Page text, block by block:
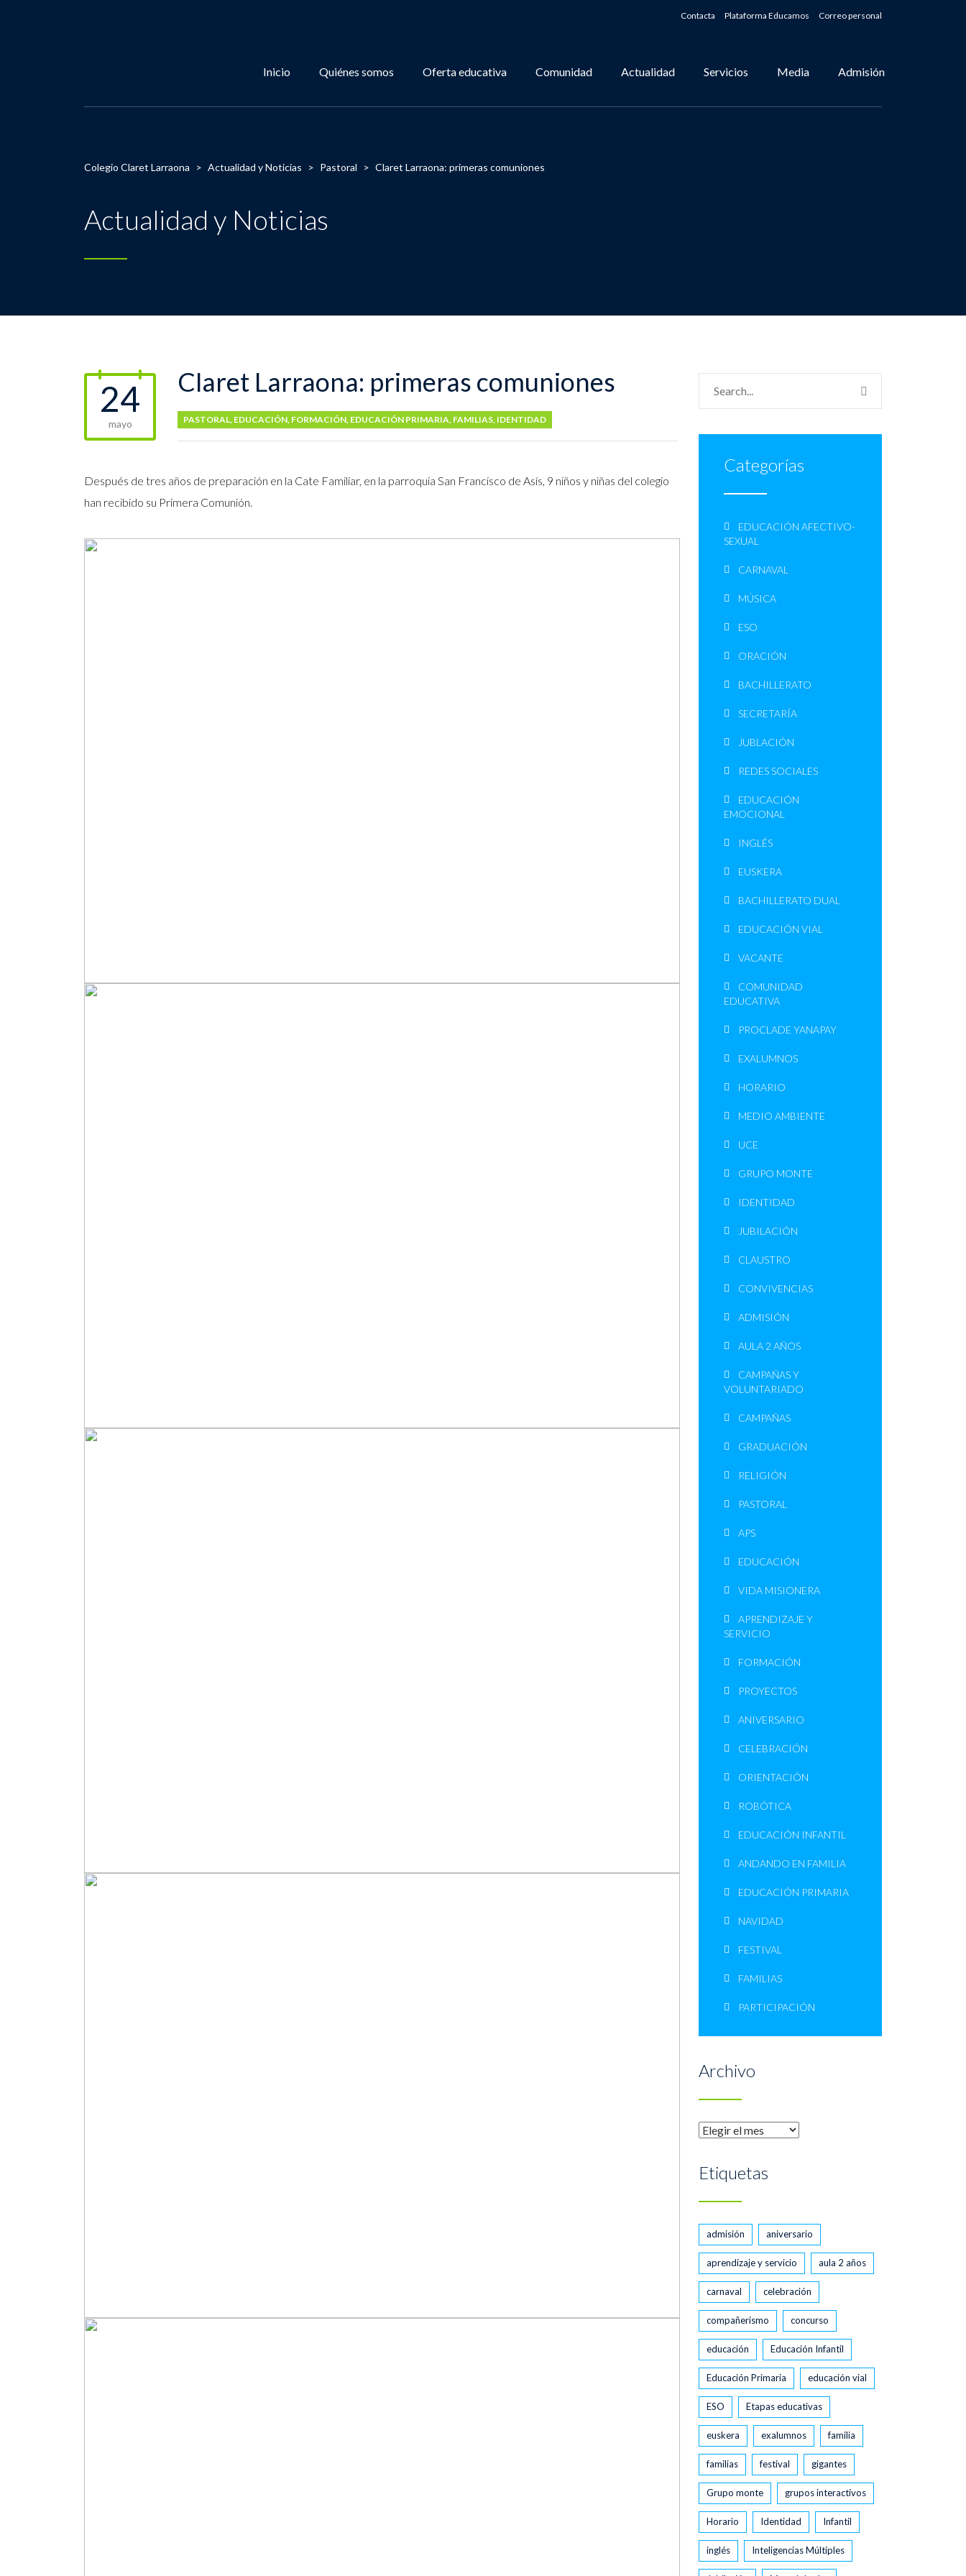
Contacta Plataforma Educamos Correo personal
Inicio Quiénes somos Oferta educativa Comunidad Actualidad Servicios Media Admisión
Colegio Claret Larraona > Actualidad y Noticias > Pastoral > Claret Larraona: primeras comuniones
Actualidad y Noticias
24
mayo
Claret Larraona: primeras comuniones
PASTORAL, EDUCACIÓN, FORMACIÓN, EDUCACIÓN PRIMARIA, FAMILIAS, IDENTIDAD
Después de tres años de preparación en la Cate Familiar, en la parroquia San Francisco de Asís, 9 niños y niñas del colegio
han recibido su Primera Comunión.
Categorías
EDUCACIÓN AFECTIVO-
SEXUAL
CARNAVAL
MÚSICA
ESO
ORACIÓN
BACHILLERATO
SECRETARÍA
JUBLACIÓN
REDES SOCIALES
EDUCACIÓN
EMOCIONAL
INGLÉS
EUSKERA
BACHILLERATO DUAL
EDUCACIÓN VIAL
VACANTE
COMUNIDAD
EDUCATIVA
PROCLADE YANAPAY
EXALUMNOS
HORARIO
MEDIO AMBIENTE
UCE
GRUPO MONTE
IDENTIDAD
JUBILACIÓN
CLAUSTRO
CONVIVENCIAS
ADMISIÓN
AULA 2 AÑOS
CAMPAÑAS Y
VOLUNTARIADO
CAMPAÑAS
GRADUACIÓN
RELIGIÓN
PASTORAL
APS
EDUCACIÓN
VIDA MISIONERA
APRENDIZAJE Y
SERVICIO
FORMACIÓN
PROYECTOS
ANIVERSARIO
CELEBRACIÓN
ORIENTACIÓN
ROBÓTICA
EDUCACIÓN INFANTIL
ANDANDO EN FAMILIA
EDUCACIÓN PRIMARIA
NAVIDAD
FESTIVAL
FAMILIAS
PARTICIPACIÓN
Archivo
Archivo
Etiquetas
admisión aniversario
aprendizaje y servicio aula 2 años
carnaval celebración
compañerismo concurso
educación Educación Infantil
Educación Primaria educación vial
ESO Etapas educativas
euskera exalumnos familia
familias festival gigantes
Grupo monte grupos interactivos
Horario Identidad Infantil
inglés Inteligencias Múltiples